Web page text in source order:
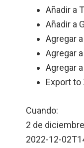
Añadir a
Añadir a
Agregar
Agregar
Agregar
Export to
Cuando:
2 de
2022-12-